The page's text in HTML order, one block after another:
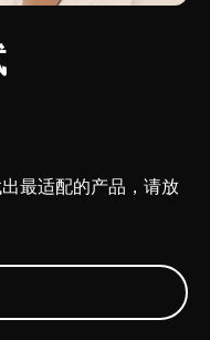
最适配的产品，请放